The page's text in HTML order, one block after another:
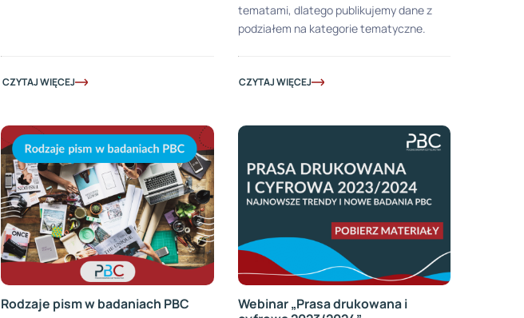
CZYTAJ WIĘCEJ
tematami, dlatego publikujemy dane z
podziałem na kategorie tematyczne.
CZYTAJ WIĘCEJ
Rodzaje pism w badaniach PBC
Webinar „Prasa drukowana i